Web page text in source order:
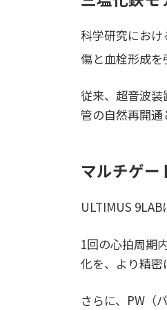
科学研究にお
傷と血栓形成を
従来、超音波
管の自然再開通
マルチゲー
ULTIMUS
1回の心拍周期
化を、より精密
さらに、PW（